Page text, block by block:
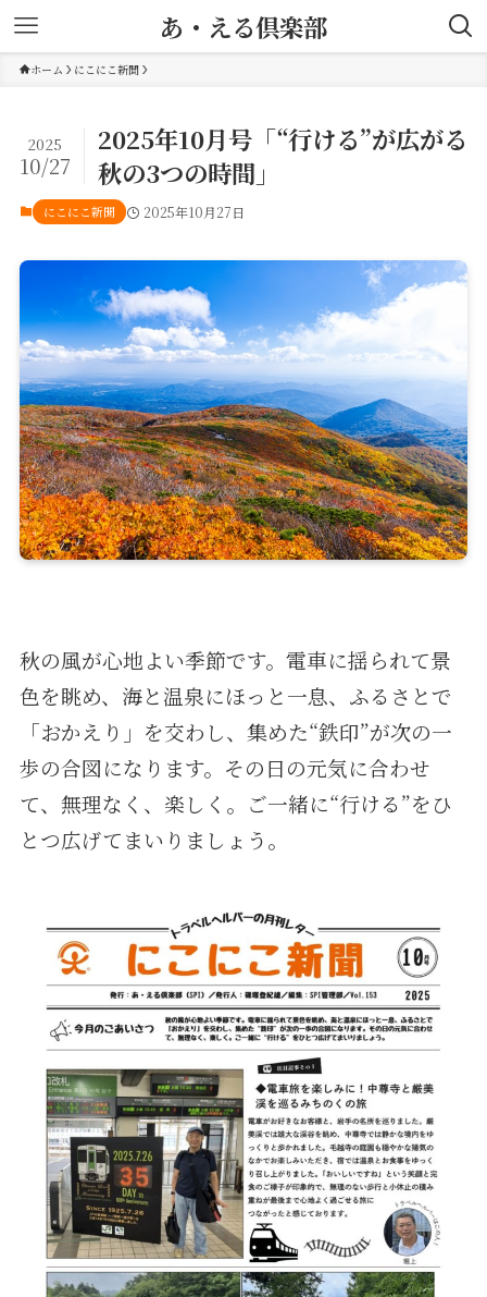
あ・える倶楽部
ホーム にこにこ新聞
2025年10月号「“行ける”が広がる
秋の3つの時間」
2025
10/27
にこにこ新聞 2025年10月27日
秋の⾵が⼼地よい季節です。電⾞に揺られて景
⾊を眺め、海と温泉にほっと⼀息、ふるさとで
「おかえり」を交わし、集めた“鉄印”が次の⼀
歩の合図になります。その⽇の元気に合わせ
て、無理なく、楽しく。ご⼀緒に“⾏ける”をひ
とつ広げてまいりましょう。